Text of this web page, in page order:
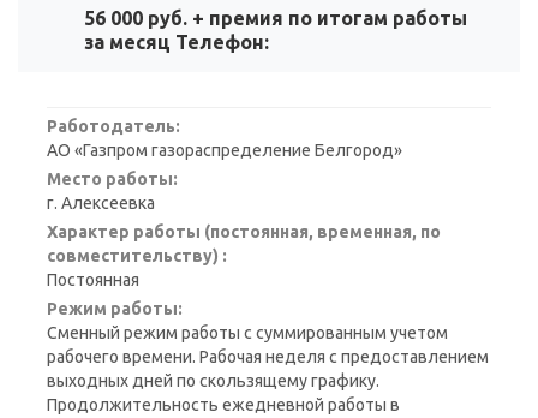
56 000 руб. + премия по итогам работы
за месяц Телефон:
Работодатель:
АО «Газпром газораспределение Белгород»
Место работы:
г. Алексеевка
Характер работы (постоянная, временная, по
совместительству) :
Постоянная
Режим работы:
Сменный режим работы с суммированным учетом
рабочего времени. Рабочая неделя с предоставлением
выходных дней по скользящему графику.
Продолжительность ежедневной работы в